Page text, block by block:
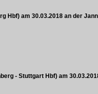
Hbf) am 30.03.2018 an der
- Stuttgart Hbf) am